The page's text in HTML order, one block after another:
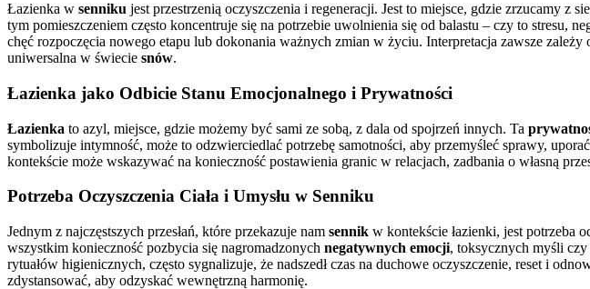
Łazienka w senniku jest przestrzenią oczyszczenia i regeneracji. Jest to miejsce, gdzie zrzucamy z
tym pomieszczeniem często koncentruje się na potrzebie uwolnienia się od balastu – czy to stresu,
chęć rozpoczęcia nowego etapu lub dokonania ważnych zmian w życiu. Interpretacja zawsze zależy
uniwersalna w świecie snów.
Łazienka jako Odbicie Stanu Emocjonalnego i Prywatności
Łazienka to azyl, miejsce, gdzie możemy być sami ze sobą, z dala od spojrzeń innych. Ta
symbolizuje intymność, może to odzwierciedlać potrzebę samotności, aby przemyśleć sprawy,
kontekście może wskazywać na konieczność postawienia granic w relacjach, zadbania o własną
Potrzeba Oczyszczenia Ciała i Umysłu w Senniku
Jednym z najczęstszych przesłań, które przekazuje nam sennik w kontekście łazienki, jest potrzeba
wszystkim konieczność pozbycia się nagromadzonych negatywnych emocji, toksycznych myśli czy
rytuałów higienicznych, często sygnalizuje, że nadszedł czas na duchowe oczyszczenie, reset i
zdystansować, aby odzyskać wewnętrzną harmonię.